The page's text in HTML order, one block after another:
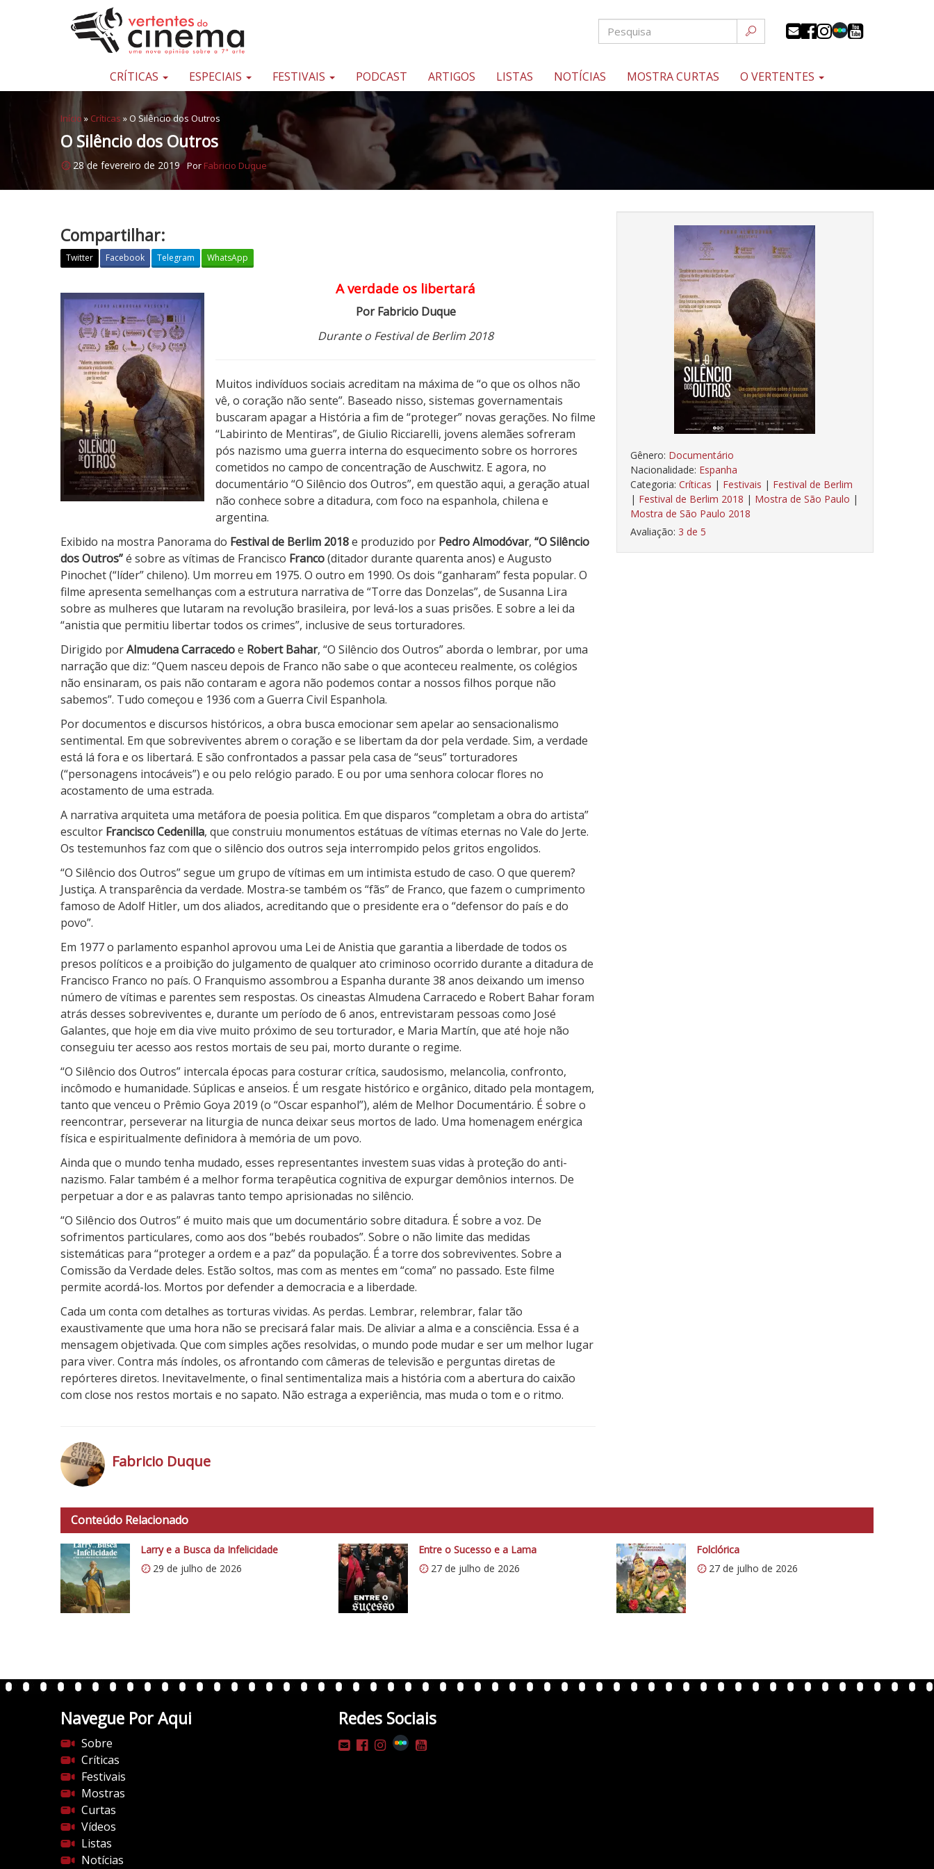
Pular para o conteúdo
Uma
sobre
sétima
arte
CRÍTICAS ESPECIAIS FESTIVAIS PODCAST ARTIGOS LISTAS NOTÍCIAS MOSTRA CURTAS O VERTENTES
Início » Críticas »O Silêncio dos Outros
O Silêncio dos Outros
28 de fevereiro de 2019 Por Fabricio Duque
Gênero: Documentário
Nacionalidade: Espanha
Categoria: Críticas | Festivais | Festival de Berlim
| Festival de Berlim 2018 | Mostra de São Paulo |
Mostra de São Paulo 2018
Avaliação: 3 de 5
Compartilhar:
Twitter Facebook Telegram WhatsApp
O
S
i
o
d
u
r
o
s
A verdade os libertará
Por Fabricio Duque
Durante o Festival de Berlim 2018
Muitos indivíduos sociais acreditam na máxima de “o que os olhos não
vê, o coração não sente”. Baseado nisso, sistemas governamentais
buscaram apagar a História a fim de “proteger” novas gerações. No filme
“Labirinto de Mentiras”, de Giulio Ricciarelli, jovens alemães sofreram
pós nazismo uma guerra interna do esquecimento sobre os horrores
cometidos no campo de concentração de Auschwitz. E agora, no
documentário “O Silêncio dos Outros”, em questão aqui, a geração atual
não conhece sobre a ditadura, com foco na espanhola, chilena e
argentina.
Exibido na mostra Panorama do Festival de Berlim 2018e produzido por Pedro Almodóvar, “O Silêncio
dos Outros”é sobre as vítimas de Francisco Franco(ditador durante quarenta anos) e Augusto
Pinochet (“líder” chileno). Um morreu em 1975. O outro em 1990. Os dois “ganharam” festa popular. O
filme apresenta semelhanças com a estrutura narrativa de “Torre das Donzelas”, de Susanna Lira
sobre as mulheres que lutaram na revolução brasileira, por levá-los a suas prisões. E sobre a lei da
“anistia que permitiu libertar todos os crimes”, inclusive de seus torturadores.
Dirigido porAlmudena Carracedoe Robert Bahar, “O Silêncio dos Outros” aborda o lembrar, por uma
narração que diz: “Quem nasceu depois de Franco não sabe o que aconteceu realmente, os colégios
não ensinaram, os pais não contaram e agora não podemos contar a nossos filhos porque não
sabemos”. Tudo começou e 1936 com a Guerra Civil Espanhola.
Por documentos e discursos históricos, a obra busca emocionar sem apelar ao sensacionalismo
sentimental. Em que sobreviventes abrem o coração e se libertam da dor pela verdade. Sim, a verdade
está lá fora e os libertará. E são confrontados a passar pela casa de “seus” torturadores
(“personagens intocáveis”) e ou pelo relógio parado. E ou por uma senhora colocar flores no
acostamento de uma estrada.
A narrativa arquiteta uma metáfora de poesia politica. Em que disparos “completam a obra do artista”
escultor Francisco Cedenilla, que construiu monumentos estátuas de vítimas eternas no Vale do Jerte.
Os testemunhos faz com que o silêncio dos outros seja interrompido pelos gritos engolidos.
“O Silêncio dos Outros” segue um grupo de vítimas em um intimista estudo de caso. O que querem?
Justiça. A transparência da verdade. Mostra-se também os “fãs” de Franco, que fazem o cumprimento
famoso de Adolf Hitler, um dos aliados, acreditando que o presidente era o “defensor do país e do
povo”.
Em 1977 o parlamento espanhol aprovou uma Lei de Anistia que garantia a liberdade de todos os
presos políticos e a proibição do julgamento de qualquer ato criminoso ocorrido durante a ditadura de
Francisco Franco no país. O Franquismo assombrou a Espanha durante 38 anos deixando um imenso
número de vítimas e parentes sem respostas. Os cineastas Almudena Carracedo e Robert Bahar foram
atrás desses sobreviventes e, durante um período de 6 anos, entrevistaram pessoas como José
Galantes, que hoje em dia vive muito próximo de seu torturador, e Maria Martín, que até hoje não
conseguiu ter acesso aos restos mortais de seu pai, morto durante o regime.
“O Silêncio dos Outros” intercala épocas para costurar crítica, saudosismo, melancolia, confronto,
incômodo e humanidade. Súplicas e anseios. É um resgate histórico e orgânico, ditado pela montagem,
tanto que venceu o Prêmio Goya 2019 (o “Oscar espanhol”), além de Melhor Documentário. É sobre o
reencontrar, perseverar na liturgia de nunca deixar seus mortos de lado. Uma homenagem enérgica
física e espiritualmente definidora à memória de um povo.
Ainda que o mundo tenha mudado, esses representantes investem suas vidas à proteção do anti-
nazismo. Falar também é a melhor forma terapêutica cognitiva de expurgar demônios internos. De
perpetuar a dor e as palavras tanto tempo aprisionadas no silêncio.
“O Silêncio dos Outros” é muito mais que um documentário sobre ditadura. É sobre a voz. De
sofrimentos particulares, como aos dos “bebés roubados”. Sobre o não limite das medidas
sistemáticas para “proteger a ordem e a paz” da população. É a torre dos sobreviventes. Sobre a
Comissão da Verdade deles. Estão soltos, mas com as mentes em “coma” no passado. Este filme
permite acordá-los. Mortos por defender a democracia e a liberdade.
Cada um conta com detalhes as torturas vividas. As perdas. Lembrar, relembrar, falar tão
exaustivamente que uma hora não se precisará falar mais. De aliviar a alma e a consciência. Essa é a
mensagem objetivada. Que com simples ações resolvidas, o mundo pode mudar e ser um melhor lugar
para viver. Contra más índoles, os afrontando com câmeras de televisão e perguntas diretas de
repórteres diretos. Inevitavelmente, o final sentimentaliza mais a história com a abertura do caixão
com close nos restos mortais e no sapato. Não estraga a experiência, mas muda o tom e o ritmo.
o
t
C
í
t
i
t
p
s
:
/
/
w
p
c
o
m
/
v
e
r
t
e
Fabricio Duque
Conteúdo Relacionado
Larry e a Busca da Infelicidade
29 de julho de 2026
Entre o Sucesso e a Lama
27 de julho de 2026
Folclórica
27 de julho de 2026
Navegue Por Aqui
Sobre
Críticas
Festivais
Mostras
Curtas
Vídeos
Listas
Notícias
Redes Sociais